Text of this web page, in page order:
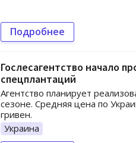
Подробнее
Гослесагентство начало
спецплантаций
Агентство планирует
сезоне. Средняя цена по
гривен.
Украина